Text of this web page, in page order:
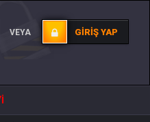
VEYA GIRIŞ YAP